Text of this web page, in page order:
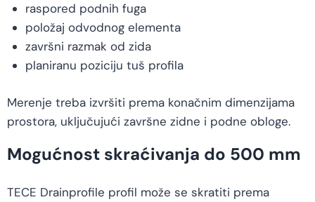
raspored podnih fuga
položaj odvodnog elementa
završni razmak od zida
planiranu poziciju tuš profila
Merenje treba izvršiti prema konačnim dimenzijama
prostora, uključujući završne zidne i podne obloge.
Mogućnost skraćivanja do 500 mm
TECE Drainprofile profil može se skratiti prema